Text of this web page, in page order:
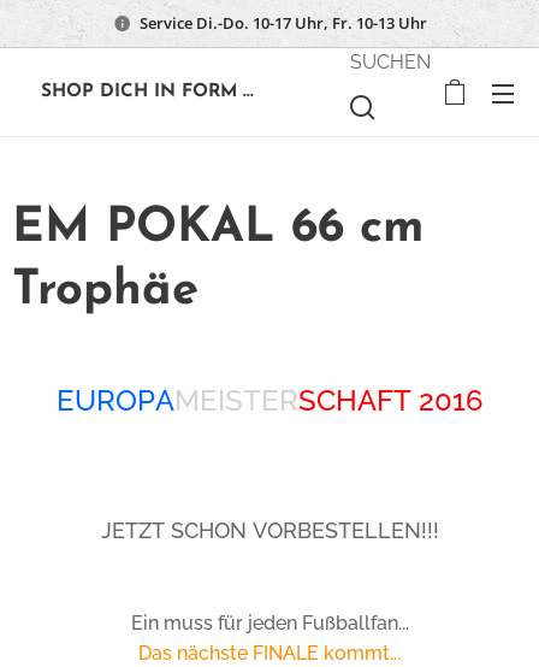
Service Di.-Do. 10-17 Uhr, Fr. 10-13 Uhr
SHOP DICH IN FORM ...
SUCHEN
EM POKAL 66 cm
Trophäe
EUROPAMEISTERSCHAFT 2016
JETZT SCHON VORBESTELLEN!!!
Ein muss für jeden Fußballfan...
Das nächste FINALE kommt...